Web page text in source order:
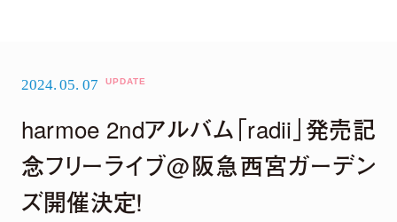
2024. 05. 07
harmoe 2ndアルバム「radii」発売記
念フリーライブ@阪急西宮ガーデン
ズ開催決定！